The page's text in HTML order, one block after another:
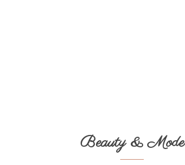
Beauty & Mode